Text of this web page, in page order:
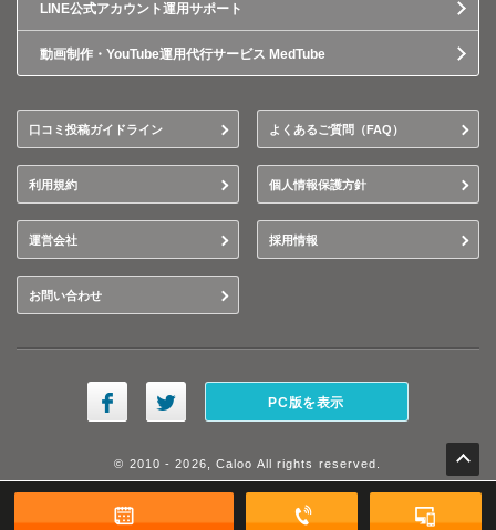
LINE公式アカウント運用サポート
動画制作・YouTube運用代行サービス MedTube
口コミ投稿ガイドライン よくあるご質問（FAQ）
利用規約 個人情報保護方針
運営会社 採用情報
お問い合わせ
PC版を表示
© 2010 - 2026, Caloo All rights reserved.